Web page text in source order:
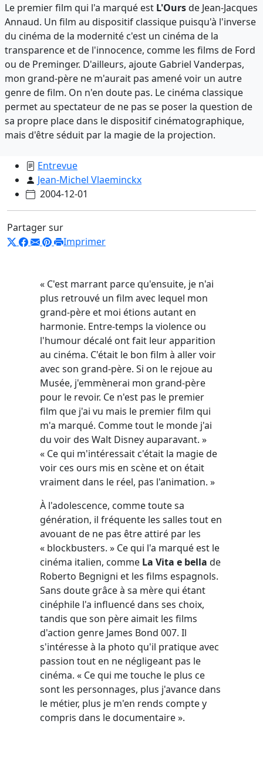
Le premier film qui l'a marqué est L'Oursde Jean-Jacques
Annaud. Un film au dispositif classique puisqu'à l'inverse
du cinéma de la modernité c'est un cinéma de la
transparence et de l'innocence, comme les films de Ford
ou de Preminger. D'ailleurs, ajoute Gabriel Vanderpas,
mon grand-père ne m'aurait pas amené voir un autre
genre de film. On n'en doute pas. Le cinéma classique
permet au spectateur de ne pas se poser la question de
sa propre place dans le dispositif cinématographique,
mais d'être séduit par la magie de la projection.
Entrevue
Jean-Michel Vlaeminckx
2004-12-01
Partager sur
Imprimer
« C'est marrant parce qu'ensuite, je n'ai
plus retrouvé un film avec lequel mon
grand-père et moi étions autant en
harmonie. Entre-temps la violence ou
l'humour décalé ont fait leur apparition
au cinéma. C'était le bon film à aller voir
avec son grand-père. Si on le rejoue au
Musée, j'emmènerai mon grand-père
pour le revoir. Ce n'est pas le premier
film que j'ai vu mais le premier film qui
m'a marqué. Comme tout le monde j'ai
du voir des Walt Disney auparavant. »
« Ce qui m'intéressait c'était la magie de
voir ces ours mis en scène et on était
vraiment dans le réel, pas l'animation. »
À l'adolescence, comme toute sa
génération, il fréquente les salles tout en
avouant de ne pas être attiré par les
« blockbusters. » Ce qui l'a marqué est le
cinéma italien, comme La Vita e bella de
Roberto Begnigni et les films espagnols.
Sans doute grâce à sa mère qui étant
cinéphile l'a influencé dans ses choix,
tandis que son père aimait les films
d'action genre James Bond 007. Il
s'intéresse à la photo qu'il pratique avec
passion tout en ne négligeant pas le
cinéma. « Ce qui me touche le plus ce
sont les personnages, plus j'avance dans
le métier, plus je m'en rends compte y
compris dans le documentaire ».